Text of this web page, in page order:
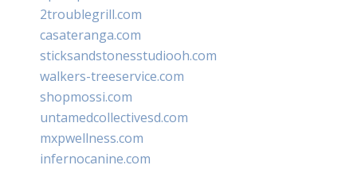
2troublegrill.com
casateranga.com
sticksandstonesstudiooh.com
walkers-treeservice.com
shopmossi.com
untamedcollectivesd.com
mxpwellness.com
infernocanine.com